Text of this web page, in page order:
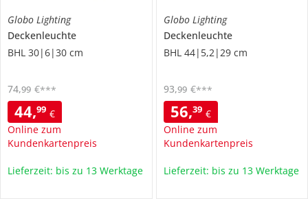
Globo Lighting
Deckenleuchte
BHL 30|6|30 cm
44,99 €
Online zum
Kundenkartenpreis
74,99 €***
Lieferzeit: bis zu 13 Werktage
Globo Lighting
Deckenleuchte
BHL 44|5,2|29 cm
56,39 €
Online zum
Kundenkartenpreis
93,99 €***
Lieferzeit: bis zu 13 Werktage